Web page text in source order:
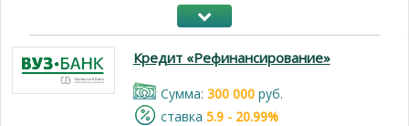
Кредит «Рефинансирование»
Cумма: 300 000руб.
cтавка 5.9 - 20.99%